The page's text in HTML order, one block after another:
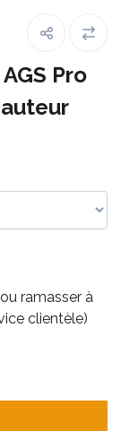
Pro
ramasser à
clientèle)